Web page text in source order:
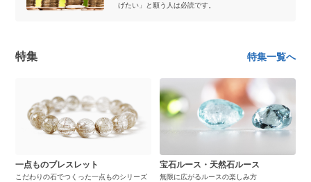
げたい」と願う人は必読です。
特集 特集一覧へ
一点ものブレスレット
こだわりの石でつくった一点ものシリーズ
宝石ルース・天然石ルース
無限に広がるルースの楽しみ方